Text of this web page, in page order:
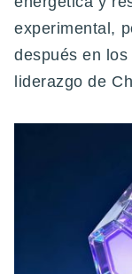
experimental,
después en
liderazgo de